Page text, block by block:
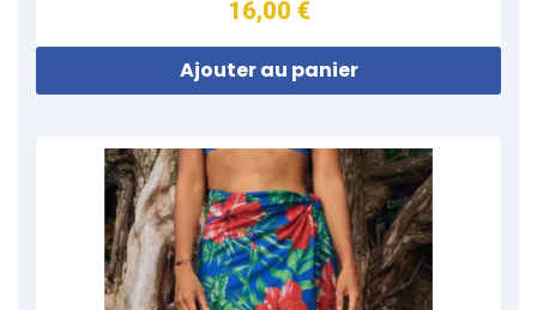
16,00 €
Ajouter au panier